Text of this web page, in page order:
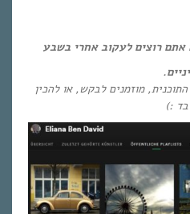
אתם רוצים לעקוב אחרי בשבע
מוזמנים לבקש, או להכין
:)